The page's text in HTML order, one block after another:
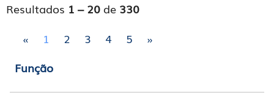
Resultados 1 – 20 de 330
«
1 2 3 4 5
»
Função